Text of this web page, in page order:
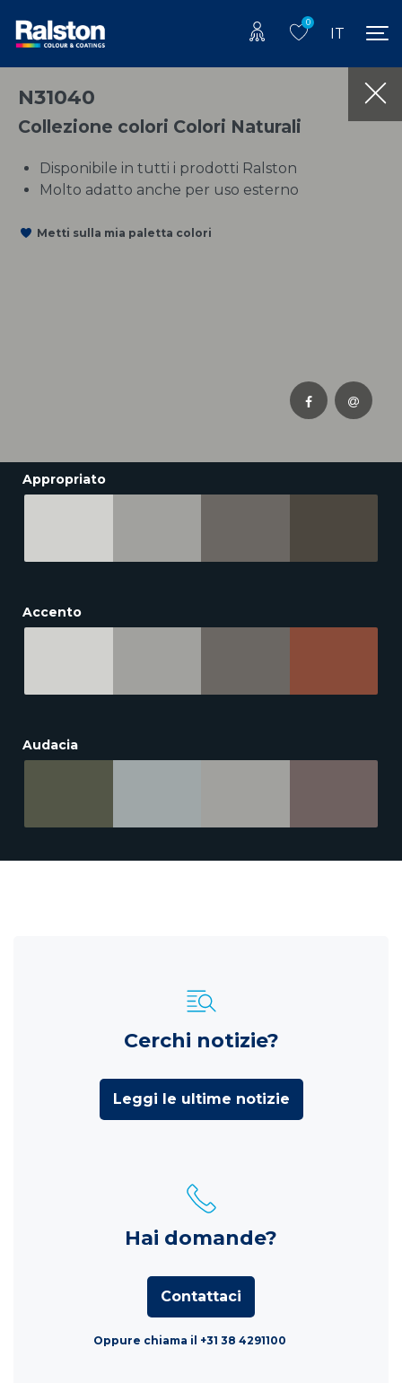
0
IT
N31040
Collezione colori Colori Naturali
Disponibile in tutti i prodotti Ralston
Molto adatto anche per uso esterno
Metti sulla mia paletta colori
Appropriato
Accento
Audacia
Cerchi notizie?
Leggi le ultime notizie
Hai domande?
Contattaci
Oppure chiama il +31 38 4291100